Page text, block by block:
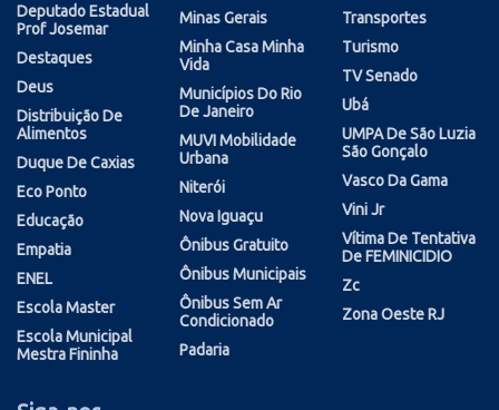
Deputado Estadual
Prof Josemar
Destaques
Deus
Distribuição De
Alimentos
Duque De Caxias
Eco Ponto
Educação
Empatia
ENEL
Escola Master
Escola Municipal
Mestra Fininha
Minas Gerais
Minha Casa Minha
Vida
Municípios Do Rio
De Janeiro
MUVI Mobilidade
Urbana
Niterói
Nova Iguaçu
Ônibus Gratuito
Ônibus Municipais
Ônibus Sem Ar
Condicionado
Padaria
Transportes
Turismo
TV Senado
Ubá
UMPA De São Luzia
São Gonçalo
Vasco Da Gama
Vini Jr
Vítima De Tentativa
De FEMINICIDIO
Zc
Zona Oeste RJ